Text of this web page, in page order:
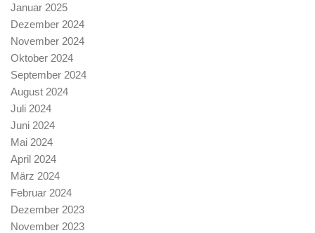
Januar 2025
Dezember 2024
November 2024
Oktober 2024
September 2024
August 2024
Juli 2024
Juni 2024
Mai 2024
April 2024
März 2024
Februar 2024
Dezember 2023
November 2023